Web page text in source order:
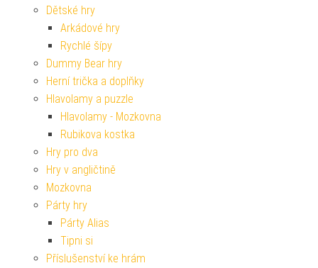
Dětské hry
Arkádové hry
Rychlé šípy
Dummy Bear hry
Herní trička a doplňky
Hlavolamy a puzzle
Hlavolamy - Mozkovna
Rubikova kostka
Hry pro dva
Hry v angličtině
Mozkovna
Párty hry
Párty Alias
Tipni si
Příslušenství ke hrám